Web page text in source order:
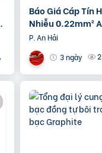
Báo Giá Cáp Tín
Nhiễu 0.22mm²
Đồng Nguyên
P. An Hải
3 ngày